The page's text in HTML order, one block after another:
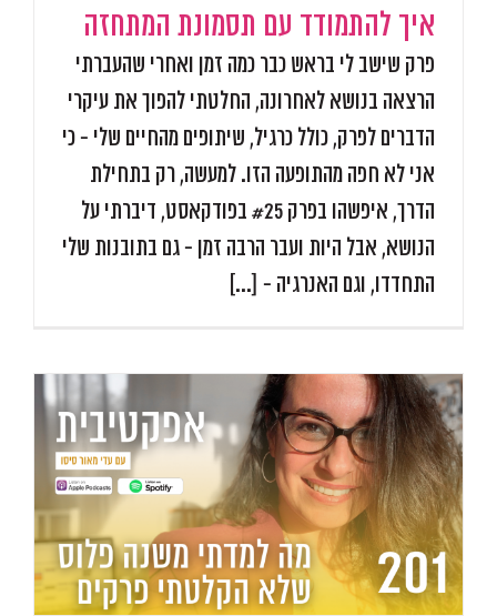
איך להתמודד עם תסמונת המתחזה
פרק שישב לי בראש כבר כמה זמן ואחרי שהעברתי
הרצאה בנושא לאחרונה, החלטתי להפוך את עיקרי
הדברים לפרק, כולל כרגיל, שיתופים מהחיים שלי - כי
אני לא חפה מהתופעה הזו. למעשה, רק בתחילת
הדרך, איפשהו בפרק #25 בפודקאסט, דיברתי על
הנושא, אבל היות ועבר הרבה זמן - גם בתובנות שלי
התחדדו, וגם האנרגיה - [...]